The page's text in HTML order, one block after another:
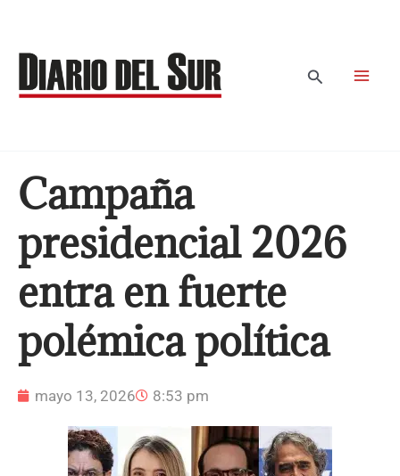
contenido
Buscar
Campaña
presidencial 2026
entra en fuerte
polémica política
mayo 13, 2026 8:53 pm